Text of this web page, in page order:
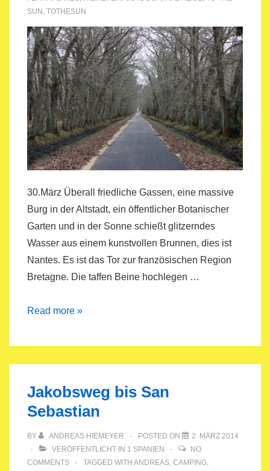
SUN TOTHESUN
30.März Überall friedliche Gassen, eine massive
Burg in der Altstadt, ein öffentlicher Botanischer
Garten und in der Sonne schießt glitzerndes
Wasser aus einem kunstvollen Brunnen, dies ist
Nantes. Es ist das Tor zur französischen Region
Bretagne. Die taffen Beine hochlegen …
Atlantikküstenradweg
Read more »
Jakobsweg bis San
Sebastian
BY ANDREAS HIEMEYER POSTED ON
2. MÄRZ 2014
VERÖFFENTLICHT IN 1 SPANIEN
NO
COMMENTS
TAGGED WITH ANDREAS, CAMPING,